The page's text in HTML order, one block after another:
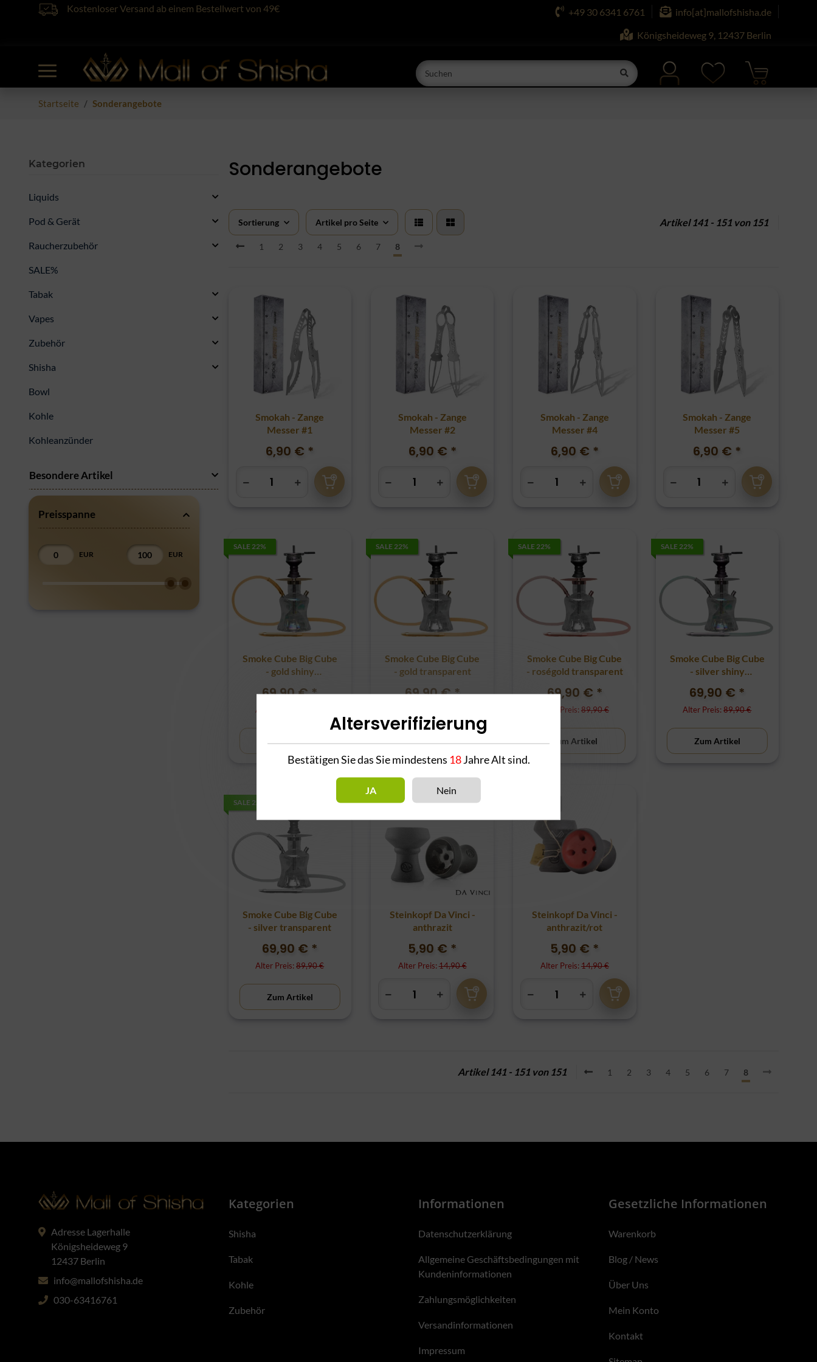
Kostenloser Versand ab einem Bestellwert von 49€ +49 30 6341 6761
info[at]mallofshisha.de
Königsheideweg 9, 12437 Berlin
Startseite Sonderangebote
Sonderangebote
Sortierung Artikel pro Seite Artikel 141 - 151 von 151
1 2 3 4 5 6 7 8
Smokah - Zange
Messer #1
6,90 € *
Smokah - Zange
Messer #2
6,90 € *
Smokah - Zange
Messer #4
6,90 € *
Smokah - Zange
Messer #5
6,90 € *
SALE 22%
Smoke Cube Big Cube
- gold shiny
69,90 €*
Alter Preis:
Zum Artikel
SALE 22%
Smoke Cube Big Cube
- gold transparent
69,90 €*
Zum Artikel
SALE 22%
Smoke Cube Big Cube
- roségold transparent
69,90 € *
Alter Preis: 89,90 €
Zum Artikel
SALE 22%
Smoke Cube Big Cube
- silver shiny
69,90 € *
Alter Preis:89,90 €
Zum Artikel
SALE 22%
Smoke Cube Big Cube
- silver transparent
69,90 € *
Alter Preis:89,90 €
Zum Artikel
SALE 60%
Steinkopf Da Vinci -
anthrazit
5,90 € *
Alter Preis:14,90 €
Steinkopf Da Vinci -
anthrazit/rot
5,90 € *
Alter Preis: 14,90 €
Artikel 141 - 151 von 151 1 2 3 4 5 6 7 8
Kategorien
Liquids
Pod & Gerät
Raucherzubehör
SALE%
Tabak
Vapes
Zubehör
Shisha
Bowl
Kohle
Kohleanzünder
Besondere Artikel
Preisspanne
EUR EUR
Adresse Lagerhalle
Königsheideweg 9
12437 Berlin
info@mallofshisha.de
030-63416761
Kategorien
Shisha
Tabak
Kohle
Zubehör
Informationen
Datenschutzerklärung
Allgemeine Geschäftsbedingungen mit
Kundeninformationen
Zahlungsmöglichkeiten
Versandinformationen
Impressum
Gesetzliche Informationen
Warenkorb
Blog / News
Über Uns
Mein Konto
Kontakt
Altersverifizierung
Bestätigen Sie das Sie mindestens 18Jahre Alt sind.
JA Nein